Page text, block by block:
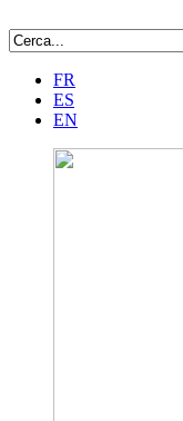
FR
ES
EN